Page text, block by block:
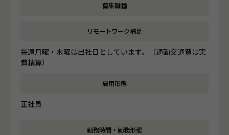
募集職種
リモートワーク補足
毎週月曜・水曜は出社日としています。（通勤交通費は実
費精算）
雇用形態
正社員
勤務時間・勤務形態